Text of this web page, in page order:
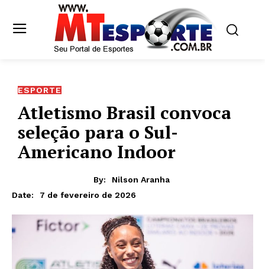
ESPORTE
Atletismo Brasil convoca
seleção para o Sul-
Americano Indoor
By:
Nilson Aranha
Date:
7 de fevereiro de 2026